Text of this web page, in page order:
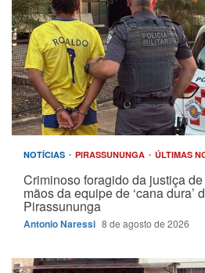
NOTÍCIAS PIRASSUNUNGA ÚLTIMAS
Criminoso foragido da justiça
mãos da equipe de ‘cana dura’
Pirassununga
Antonio Naressi 8 de agosto de 2026